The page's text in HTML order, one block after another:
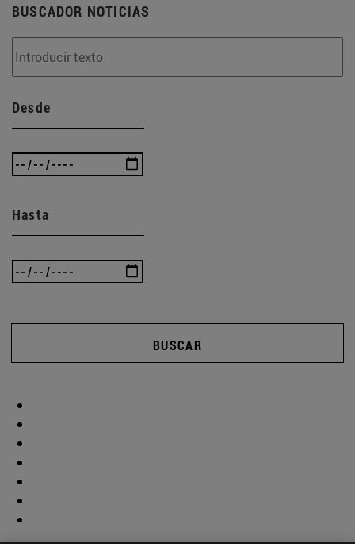
BUSCADOR NOTICIAS
Desde
Hasta
BUSCAR